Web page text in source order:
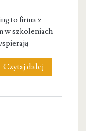
to firma z
w szkoleniach
Czytaj dalejRCbusiness